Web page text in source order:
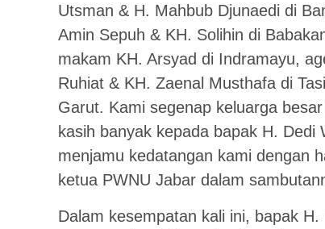
Utsman & H. Mahbub Djunaedi di
Amin Sepuh & KH. Solihin di
makam KH. Arsyad di Indramayu,
Ruhiat & KH. Zaenal Musthafa di
Garut. Kami segenap keluarga
kasih banyak kepada bapak H.
menjamu kedatangan kami dengan
ketua PWNU Jabar dalam
Dalam kesempatan kali ini, bapak